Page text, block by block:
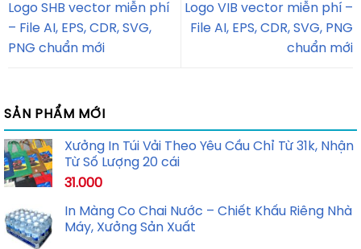
Logo SHB vector miễn phí
– File AI, EPS, CDR, SVG,
PNG chuẩn mới
Logo VIB vector miễn phí –
File AI, EPS, CDR, SVG, PNG
chuẩn mới
SẢN PHẨM MỚI
Xưởng In Túi Vải Theo Yêu Cầu Chỉ Từ 31k, Nhận
Từ Số Lượng 20 cái
31.000
In Màng Co Chai Nước – Chiết Khấu Riêng Nhà
Máy, Xưởng Sản Xuất